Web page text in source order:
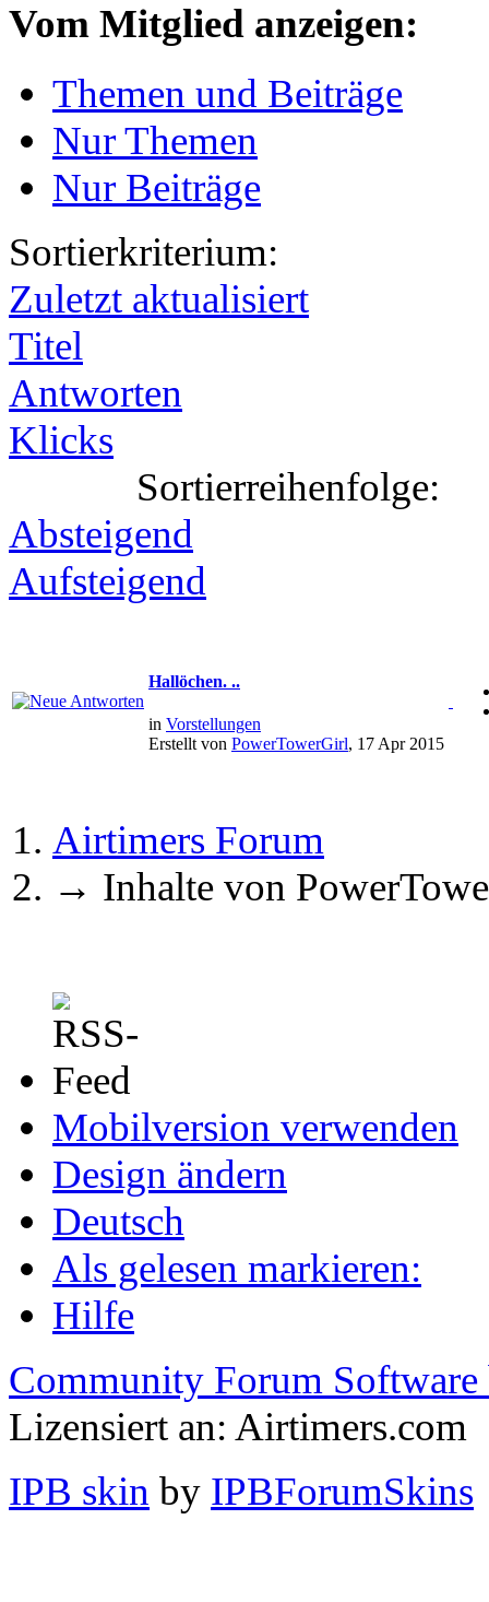
Vom Mitglied anzeigen:
Themen und Beiträge
Nur Themen
Nur Beiträge
Sortierkriterium:
Zuletzt aktualisiert
Titel
Antworten
Klicks
Sortierreihenfolge:
Absteigend
Aufsteigend
Hallöchen. ..
in Vorstellungen
Erstellt von PowerTowerGirl, 17 Apr 2015
Airtimers Forum
→ Inhalte von
Mobilversion verwenden
Design ändern
Deutsch
Als gelesen markieren:
Hilfe
Community Forum Software
Lizensiert an: Airtimers.com
IPB skin by IPBForumSkins